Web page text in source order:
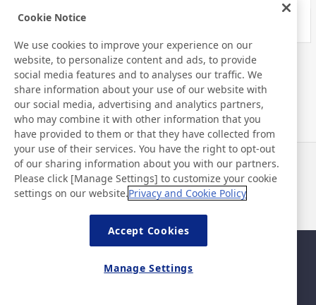
Nitto Library
Notícias
Contato
Perguntas frequentes
Política de privacidade
Política básica de segurança
Cookie Notice
We use cookies to improve your experience on our
website, to personalize content and ads, to provide
social media features and to analyses our traffic. We
share information about your use of our website with
our social media, advertising and analytics partners,
who may combine it with other information that you
have provided to them or that they have collected from
your use of their services. You have the right to opt-out
of our sharing information about you with our partners.
Please click [Manage Settings] to customize your cookie
settings on our website.Privacy and Cookie Policy
Accept Cookies
Manage Settings